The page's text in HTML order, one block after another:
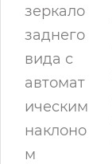
зеркало
заднего
вида с
автомат
ическим
наклоно
м